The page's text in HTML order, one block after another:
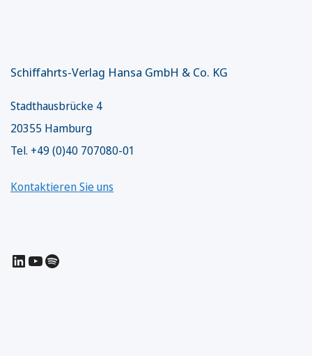
Schiffahrts-Verlag Hansa GmbH & Co. KG
Stadthausbrücke 4
20355 Hamburg
Tel. +49 (0)40 707080-01
Kontaktieren Sie uns
LinkedIn
YouTube
Spotify